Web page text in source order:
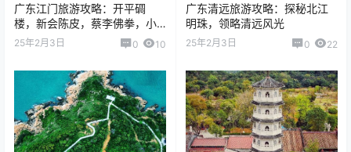
广东江门旅游攻略：开平碉
楼，新会陈皮，蔡李佛拳，小
鸟天堂
25年2月3日 0 10
广东清远旅游攻略：探秘北江
明珠，领略清远风光
25年2月3日 0 22